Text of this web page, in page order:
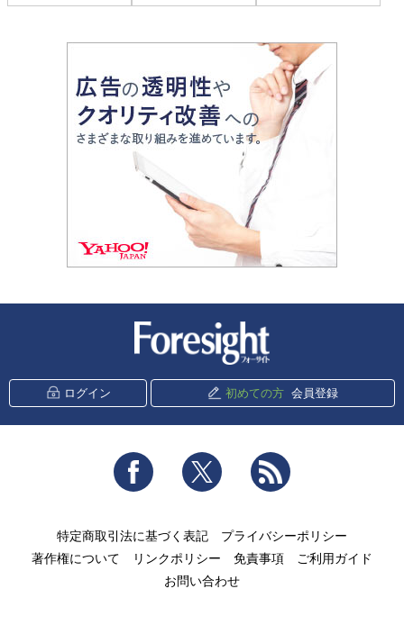
ログイン 初めての方 会員登録
Facebook Twitter
特定商取引法に基づく表記
プライバシーポリシー
著作権について
リンクポリシー 免責事項
ご利用ガイド
お問い合わせ